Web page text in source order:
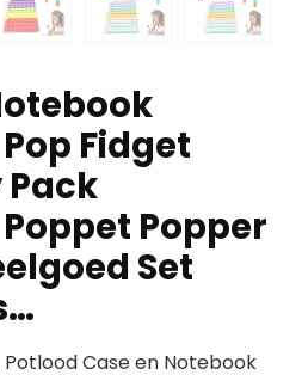
Fidget
Pack
Popper
Set
Potlood Case en Notebook